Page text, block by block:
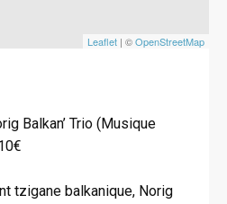
Leaflet | ©OpenStreetMap
Balkan’ Trio (Musique
tzigane balkanique, Norig